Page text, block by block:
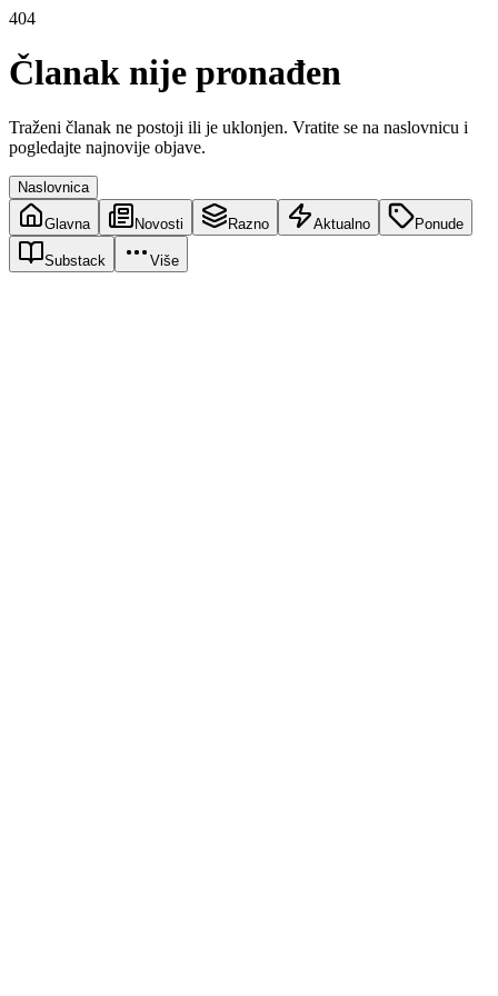
404
Članak nije pronađen
Traženi članak ne postoji ili je uklonjen. Vratite se na naslovnicu i
pogledajte najnovije objave.
Naslovnica
Glavna Novosti Razno Aktualno Ponude
Substack Više